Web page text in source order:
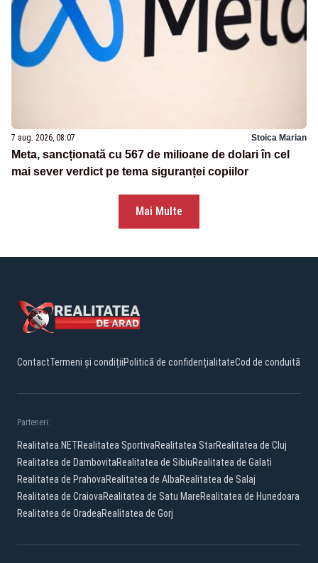
7 aug. 2026, 08:07 Stoica Marian
Meta, sancționată cu 567 de milioane de dolari în cel
mai sever verdict pe tema siguranței copiilor
Mai Multe
ContactTermeni și condițiiPolitică de confidențialitateCod de conduită
Parteneri:
Realitatea.NETRealitatea SportivaRealitatea StarRealitatea de Cluj
Realitatea de DambovitaRealitatea de SibiuRealitatea de Galati
Realitatea de PrahovaRealitatea de AlbaRealitatea de Salaj
Realitatea de CraiovaRealitatea de Satu MareRealitatea de Hunedoara
Realitatea de OradeaRealitatea de Gorj